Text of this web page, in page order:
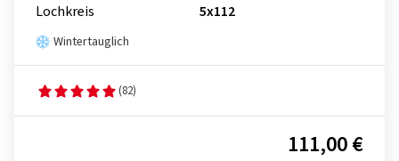
Lochkreis
5x112
Wintertauglich
(82)
111,00 €